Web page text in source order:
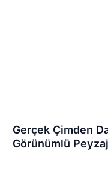
Gerçek Çimden
Görünümlü Peyzaj